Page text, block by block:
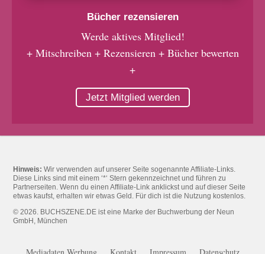
Bücher rezensieren
Werde aktives Mitglied!
+ Mitschreiben + Rezensieren + Bücher bewerten
+
Jetzt Mitglied werden
Hinweis: Wir verwenden auf unserer Seite sogenannte Affiliate-Links.
Diese Links sind mit einem ‘*‘ Stern gekennzeichnet und führen zu
Partnerseiten. Wenn du einen Affiliate-Link anklickst und auf dieser Seite
etwas kaufst, erhalten wir etwas Geld. Für dich ist die Nutzung kostenlos.
© 2026. BUCHSZENE.DE ist eine Marke der Buchwerbung der Neun
GmbH, München
Mediadaten Werbung Kontakt Impressum Datenschutz